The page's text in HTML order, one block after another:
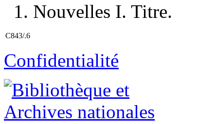
1. Nouvelles I. Titre.
C843/.6
Confidentialité